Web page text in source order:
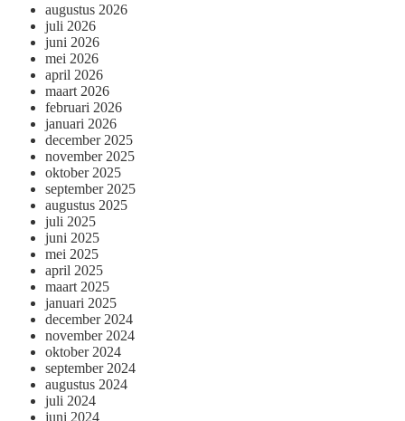
augustus 2026
juli 2026
juni 2026
mei 2026
april 2026
maart 2026
februari 2026
januari 2026
december 2025
november 2025
oktober 2025
september 2025
augustus 2025
juli 2025
juni 2025
mei 2025
april 2025
maart 2025
januari 2025
december 2024
november 2024
oktober 2024
september 2024
augustus 2024
juli 2024
juni 2024